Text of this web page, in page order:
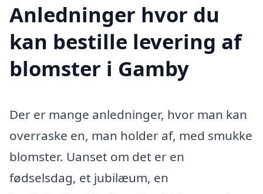
Anledninger hvor du
kan bestille levering af
blomster i Gamby
Der er mange anledninger, hvor man kan
overraske en, man holder af, med smukke
blomster. Uanset om det er en
fødselsdag, et jubilæum, en